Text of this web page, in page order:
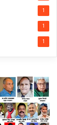
1
1
1